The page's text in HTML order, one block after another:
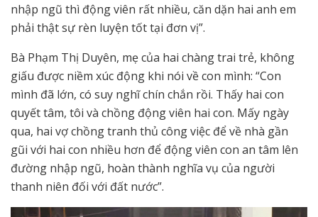
nhập ngũ thì động viên rất nhiều, căn dặn hai anh em
phải thật sự rèn luyện tốt tại đơn vị”.
Bà Phạm Thị Duyên, mẹ của hai chàng trai trẻ, không
giấu được niềm xúc động khi nói về con mình: “Con
mình đã lớn, có suy nghĩ chín chắn rồi. Thấy hai con
quyết tâm, tôi và chồng động viên hai con. Mấy ngày
qua, hai vợ chồng tranh thủ công việc để về nhà gần
gũi với hai con nhiều hơn để động viên con an tâm lên
đường nhập ngũ, hoàn thành nghĩa vụ của người
thanh niên đối với đất nước”.